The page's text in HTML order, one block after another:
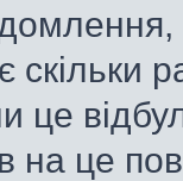
скільки
це
на це